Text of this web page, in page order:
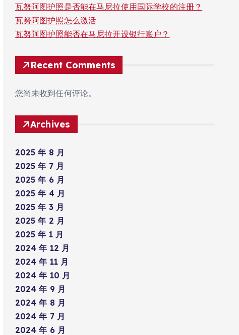
瓦努阿图护照是否能在马尼拉使用国际学校的注册？
瓦努阿图护照怎么激活
瓦努阿图护照能否在马尼拉开设银行账户？
Recent Comments
您尚未收到任何评论。
Archives
2025 年 8 月
2025 年 7 月
2025 年 6 月
2025 年 4 月
2025 年 3 月
2025 年 2 月
2025 年 1 月
2024 年 12 月
2024 年 11 月
2024 年 10 月
2024 年 9 月
2024 年 8 月
2024 年 7 月
2024 年 6 月